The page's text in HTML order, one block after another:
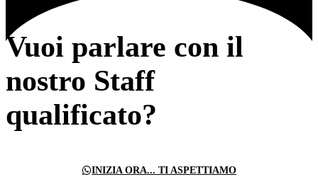
Vuoi parlare con il
nostro Staff
qualificato?
INIZIA ORA... TI ASPETTIAMO